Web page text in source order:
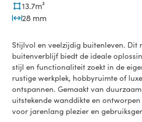
13.7m²
28 mm
Stijlvol en veelzijdig buitenleven. Dit
buitenverblijf biedt de ideale
stijl en functionaliteit zoekt in de
rustige werkplek, hobbyruimte of
ontspannen. Gemaakt van
uitstekende wanddikte en
voor jarenlang plezier en